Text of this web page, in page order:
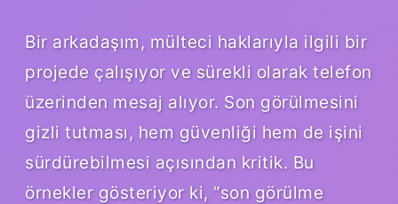
Bir arkadaşım, mülteci haklarıyla ilgili bir
projede çalışıyor ve sürekli olarak telefon
üzerinden mesaj alıyor. Son görülmesini
gizli tutması, hem güvenliği hem de işini
sürdürebilmesi açısından kritik. Bu
örnekler gösteriyor ki, “son görülme